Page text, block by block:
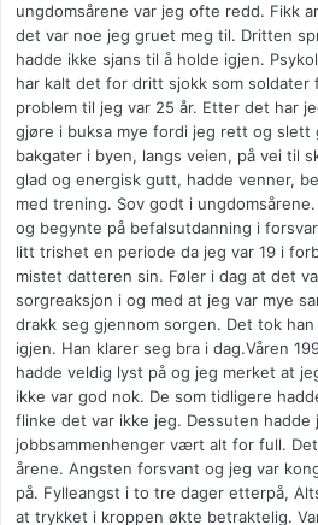
ungdomsårene var jeg ofte redd. Fikk
det var noe jeg gruet meg til. Dritten
hadde ikke sjans til å holde igjen.
har kalt det for dritt sjokk som soldater
problem til jeg var 25 år. Etter det har
gjøre i buksa mye fordi jeg rett og slett
bakgater i byen, langs veien, på vei til
glad og energisk gutt, hadde venner,
med trening. Sov godt i
og begynte på befalsutdanning i
litt trishet en periode da jeg var 19 i
mistet datteren sin. Føler i dag at det
sorgreaksjon i og med at jeg var mye
drakk seg gjennom sorgen. Det tok
igjen. Han klarer seg bra i dag.Våren
hadde veldig lyst på og jeg merket at
ikke var god nok. De som tidligere
flinke det var ikke jeg. Dessuten hadde
jobbsammenhenger vært alt for full.
årene. Angsten forsvant og jeg var
på. Fylleangst i to tre dager etterpå,
at trykket i kroppen økte betraktelig.